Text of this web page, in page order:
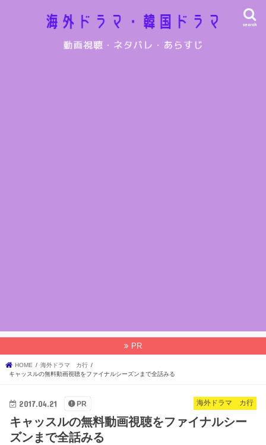
search
PR
HOME
海外ドラマ カ行
キャッスルの無料動画視聴をファイナルシーズンまで全話みる
海外ドラマ カ行
2017.04.21 PR
キャッスルの無料動画視聴をファイナルシー
ズンまで全話みる